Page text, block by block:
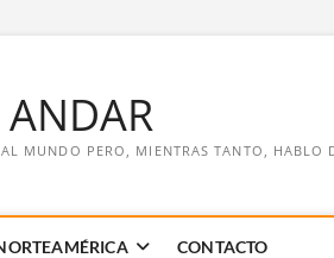
MUNDO PERO, MIENTRAS TANTO, HABLO
CONTACTO